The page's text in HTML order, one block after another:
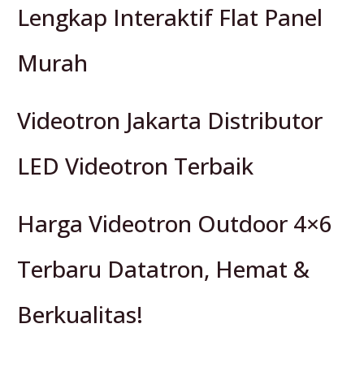
Lengkap Interaktif Flat Panel
Murah
Videotron Jakarta Distributor
LED Videotron Terbaik
Harga Videotron Outdoor 4×6
Terbaru Datatron, Hemat &
Berkualitas!